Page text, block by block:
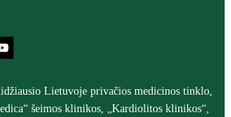
Lietuvoje privačios medicinos tinklo,
šeimos klinikos, „Kardiolitos klinikos“,